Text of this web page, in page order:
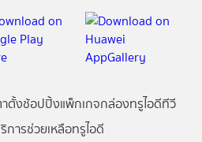
ตั้งช้อปปิ้งแพ็กเกจกล่องทรูไอดีทีวี
การช่วยเหลือทรูไอดี